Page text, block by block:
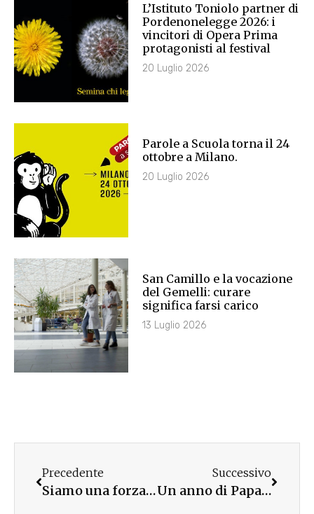
L’Istituto Toniolo partner di
Pordenonelegge 2026: i
vincitori di Opera Prima
protagonisti al festival
20 Luglio 2026
Parole a Scuola torna il 24
ottobre a Milano.
20 Luglio 2026
San Camillo e la vocazione
del Gemelli: curare
significa farsi carico
13 Luglio 2026
Precedente
Siamo una forza noi donne – Armida Barelli e le altre che fecero l’impresa
Successivo
Un anno di Papa Leone XIV: il ricordo dell’Università Cattolica